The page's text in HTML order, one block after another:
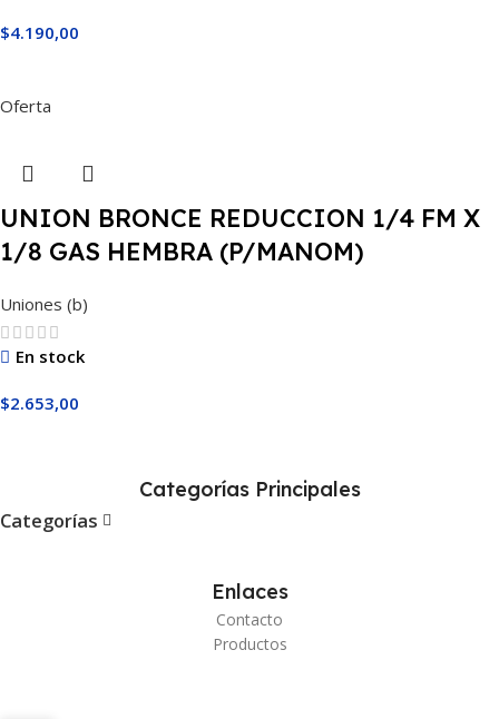
$4.190,00
Oferta
UNION BRONCE REDUCCION 1/4 FM X
1/8 GAS HEMBRA (P/MANOM)
Uniones (b)
En stock
$2.653,00
Categorías Principales
Categorías
Enlaces
Contacto
Productos